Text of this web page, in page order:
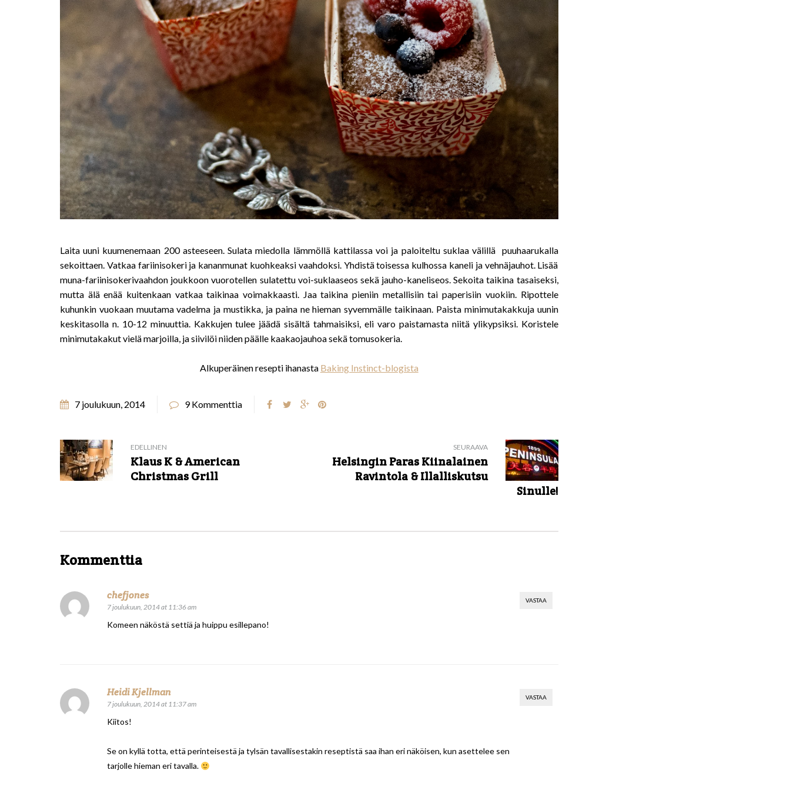
Laita uuni kuumenemaan 200 asteeseen. Sulata miedolla lämmöllä kattilassa voi ja paloiteltu suklaa välillä puuhaarukalla
sekoittaen. Vatkaa fariinisokeri ja kananmunat kuohkeaksi vaahdoksi. Yhdistä toisessa kulhossa kaneli ja vehnäjauhot. Lisää
muna-fariinisokerivaahdon joukkoon vuorotellen sulatettu voi-suklaaseos sekä jauho-kaneliseos. Sekoita taikina tasaiseksi,
mutta älä enää kuitenkaan vatkaa taikinaa voimakkaasti. Jaa taikina pieniin metallisiin tai paperisiin vuokiin. Ripottele
kuhunkin vuokaan muutama vadelma ja mustikka, ja paina ne hieman syvemmälle taikinaan. Paista minimutakakkuja uunin
keskitasolla n. 10-12 minuuttia. Kakkujen tulee jäädä sisältä tahmaisiksi, eli varo paistamasta niitä ylikypsiksi. Koristele
minimutakakut vielä marjoilla, ja siivilöi niiden päälle kaakaojauhoa sekä tomusokeria.
Alkuperäinen resepti ihanasta Baking Instinct-blogista
7 joulukuun, 2014 9 Kommenttia
EDELLINEN
Klaus K & American
Christmas Grill
SEURAAVA
Helsingin Paras Kiinalainen
Ravintola & Illalliskutsu
Sinulle!
Kommenttia
VASTAA
chefjones
7 joulukuun, 2014 at 11:36 am
Komeen näköstä settiä ja huippu esillepano!
VASTAA
Heidi Kjellman
7 joulukuun, 2014 at 11:37 am
Kiitos!
Se on kyllä totta, että perinteisestä ja tylsän tavallisestakin reseptistä saa ihan eri näköisen, kun asettelee sen
tarjolle hieman eri tavalla.